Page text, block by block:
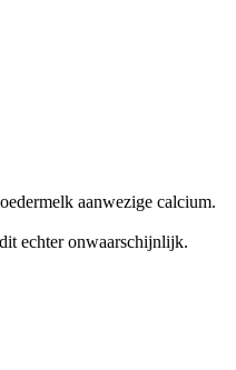
aanwezige calcium.
echter onwaarschijnlijk.